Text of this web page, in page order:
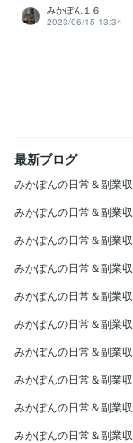
みかぽん１６
2023/06/15 13:34
最新ブログ
みかぽんの日常＆副業
みかぽんの日常＆副業
みかぽんの日常＆副業
みかぽんの日常＆副業
みかぽんの日常＆副業
みかぽんの日常＆副業
みかぽんの日常＆副業
みかぽんの日常＆副業
みかぽんの日常＆副業
みかぽんの日常＆副業